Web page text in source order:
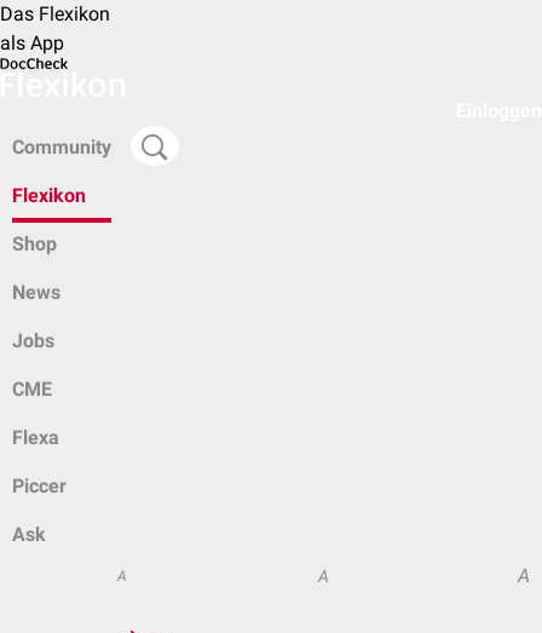
Das Flexikon
als App
Community
Flexikon
Shop
News
Jobs
CME
Flexa
Piccer
Ask
A A A